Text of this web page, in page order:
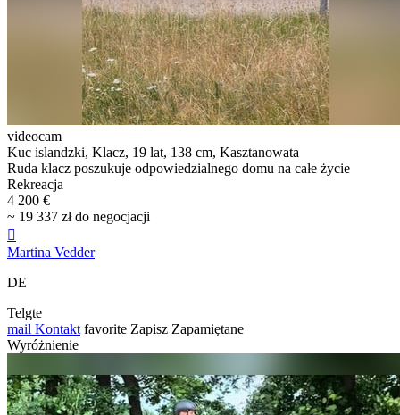
videocam
Kuc islandzki, Klacz, 19 lat, 138 cm, Kasztanowata
Ruda klacz poszukuje odpowiedzialnego domu na całe życie
Rekreacja
4 200 €
~ 19 337 zł do negocjacji

Martina Vedder
DE
Telgte
mail Kontakt favorite Zapisz Zapamiętane
Wyróżnienie